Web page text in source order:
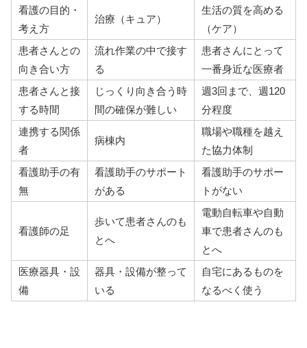
看護の目的・
考え方
治療（キュア）
生活の質を高める
（ケア）
患者さんとの
向き合い方
流れ作業の中で接す
る
患者さんにとって
一番身近な医療者
患者さんと接
する時間
じっくり向き合う時
間の確保が難しい
週3回まで、週120
分程度
連携する関係
者
病棟内
職場や職種を越え
た協力体制
看護助手の有
無
看護助手のサポート
がある
看護助手のサポー
トがない
看護師の足
歩いて患者さんのも
とへ
電動自転車や自動
車で患者さんのも
とへ
医療器具・設
備
器具・設備が整って
いる
自宅にあるものを
なるべく使う